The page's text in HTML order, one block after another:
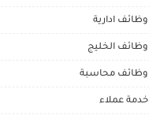
وظائف ادارية
وظائف الخليج
وظائف محاسبة
خدمة عملاء